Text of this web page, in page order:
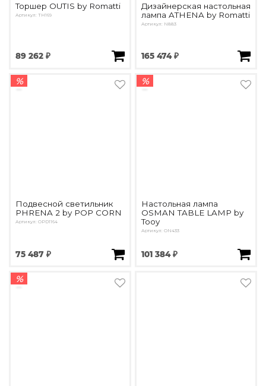
Торшер OUTIS by Romatti
Артикул: TH169
89 262 ₽
Дизайнерская настольная
лампа ATHENA by Romatti
Артикул: N883
165 474 ₽
%
Подвесной светильник
PHRENA 2 by POP CORN
Артикул: OPD1164
75 487 ₽
%
Настольная лампа
OSMAN TABLE LAMP by
Tooy
Артикул: ON433
101 384 ₽
%